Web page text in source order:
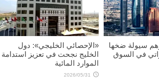
درهم سيولة ضخها
في السوق
«الإحصائي الخليجي»: دول
الخليج نجحت في تعزيز استدامة
الموارد المائية
2026/05/31